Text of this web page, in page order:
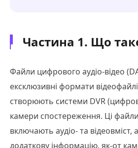
Частина 1. Що
Файли цифрового аудіо-відео
ексклюзивні формати
створюють системи DVR
камери спостереження. Ці
включають аудіо- та відеовміст,
додаткову інформацію, як-от